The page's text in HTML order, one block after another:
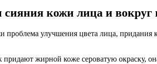
кожи лица и вокруг
проблема улучшения цвета лица,
жирной коже сероватую окраску,